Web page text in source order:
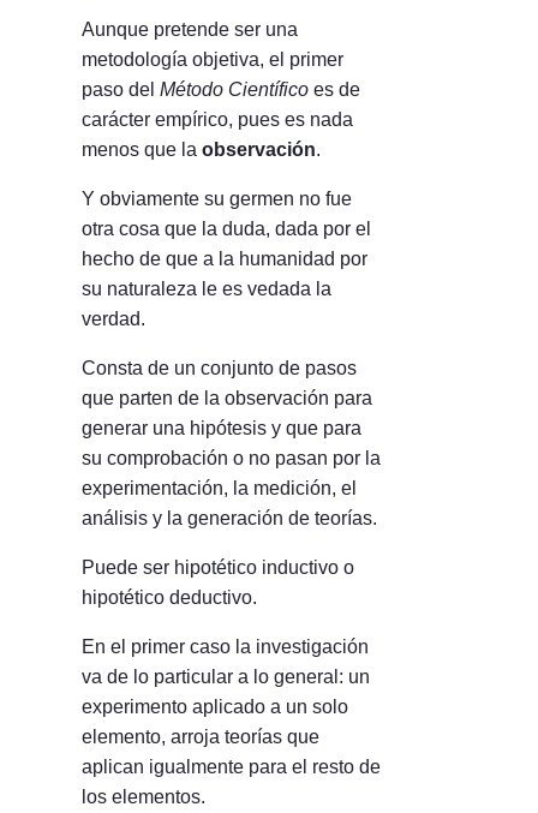
Aunque pretende ser una
metodología objetiva, el primer
paso del Método Científico es de
carácter empírico, pues es nada
menos que la observación.
Y obviamente su germen no fue
otra cosa que la duda, dada por el
hecho de que a la humanidad por
su naturaleza le es vedada la
verdad.
Consta de un conjunto de pasos
que parten de la observación para
generar una hipótesis y que para
su comprobación o no pasan por la
experimentación, la medición, el
análisis y la generación de teorías.
Puede ser hipotético inductivo o
hipotético deductivo.
En el primer caso la investigación
va de lo particular a lo general: un
experimento aplicado a un solo
elemento, arroja teorías que
aplican igualmente para el resto de
los elementos.